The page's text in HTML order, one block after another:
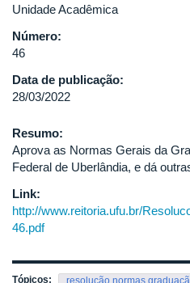
Unidade Acadêmica
Número:
46
Data de publicação:
28/03/2022
Resumo:
Aprova as Normas Gerais da
Federal de Uberlândia, e dá
Link:
http://www.reitoria.ufu.br/
46.pdf
Tópicos: resolução normas